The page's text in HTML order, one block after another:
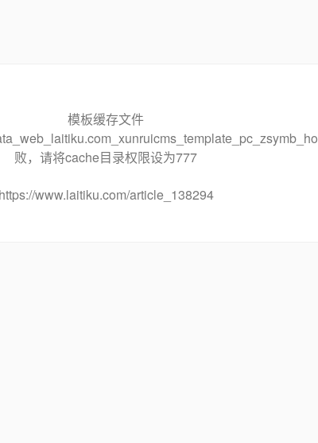
模板缓存文件
败，请将cache目录权限设为777
https://www.laitiku.com/article_138294